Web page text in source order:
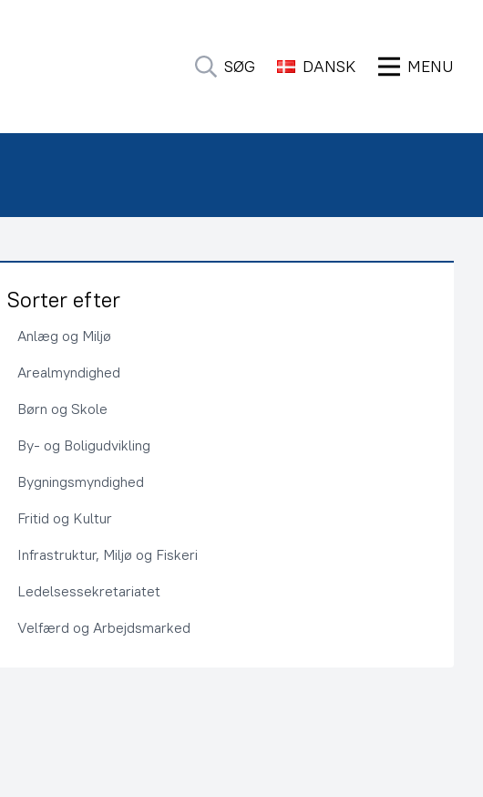
SØG DANSK MENU
Sorter efter
Anlæg og Miljø
Arealmyndighed
Børn og Skole
By- og Boligudvikling
Bygningsmyndighed
Fritid og Kultur
Infrastruktur, Miljø og Fiskeri
Ledelsessekretariatet
Velfærd og Arbejdsmarked